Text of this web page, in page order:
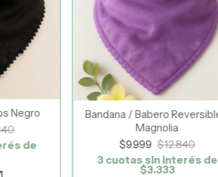
Negro
de
Bandana / Babero
Magnolia
$9.999 $12.840
3 cuotas sin interés de
$3.333